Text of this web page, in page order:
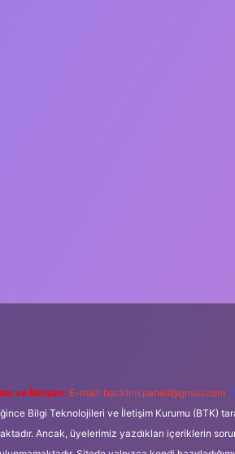
ve İletişim: E-mail: backlinkpaneli@gmail.com
Bilgi Teknolojileri ve İletişim Kurumu (BTK)
Ancak, üyelerimiz yazdıkları içeriklerin